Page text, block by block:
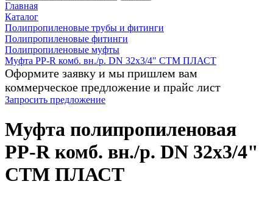
Главная
Каталог
Полипропиленовые трубы и фитинги
Полипропиленовые фитинги
Полипропиленовые муфты
Муфта PP-R комб. вн./р. DN 32х3/4" СТМ ПЛАСТ
Оформите заявку и мы пришлем вам
коммерческое предложение и прайс лист
Запросить предложение
Муфта полипропиленовая
PP-R комб. вн./р. DN 32х3/4"
СТМ ПЛАСТ